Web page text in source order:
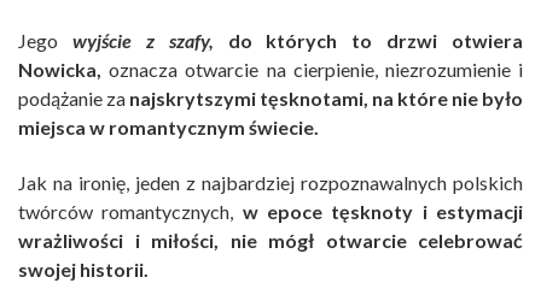
Jego wyjście z szafy, do których to drzwi otwiera
Nowicka, oznacza otwarcie na cierpienie, niezrozumienie i
podążanie za najskrytszymi tęsknotami, na które nie było
miejsca w romantycznym świecie.
Jak na ironię, jeden z najbardziej rozpoznawalnych polskich
twórców romantycznych, w epoce tęsknoty i estymacji
wrażliwości i miłości, nie mógł otwarcie celebrować
swojej historii.